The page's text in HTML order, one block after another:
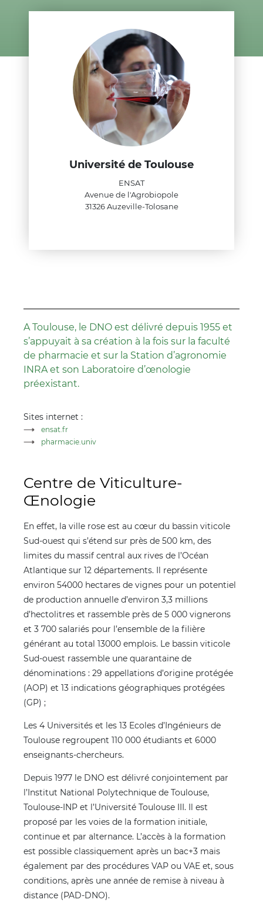
Université de Toulouse
ENSAT
Avenue de l'Agrobiopole
31326 Auzeville-Tolosane
A Toulouse, le DNO est délivré depuis 1955 et
s’appuyait à sa création à la fois sur la faculté
de pharmacie et sur la Station d’agronomie
INRA et son Laboratoire d’œnologie
préexistant.
Sites internet :
ensat.fr
pharmacie.univ
Centre de Viticulture-
Œnologie
En effet, la ville rose est au cœur du bassin viticole
Sud-ouest qui s’étend sur près de 500 km, des
limites du massif central aux rives de l’Océan
Atlantique sur 12 départements. Il représente
environ 54000 hectares de vignes pour un potentiel
de production annuelle d’environ 3,3 millions
d’hectolitres et rassemble près de 5 000 vignerons
et 3 700 salariés pour l’ensemble de la filière
générant au total 13000 emplois. Le bassin viticole
Sud-ouest rassemble une quarantaine de
dénominations : 29 appellations d’origine protégée
(AOP) et 13 indications géographiques protégées
(GP) ;
Les 4 Universités et les 13 Ecoles d’Ingénieurs de
Toulouse regroupent 110 000 étudiants et 6000
enseignants-chercheurs.
Depuis 1977 le DNO est délivré conjointement par
l’Institut National Polytechnique de Toulouse,
Toulouse-INP et l’Université Toulouse III. Il est
proposé par les voies de la formation initiale,
continue et par alternance. L’accès à la formation
est possible classiquement après un bac+3 mais
également par des procédures VAP ou VAE et, sous
conditions, après une année de remise à niveau à
distance (PAD-DNO).